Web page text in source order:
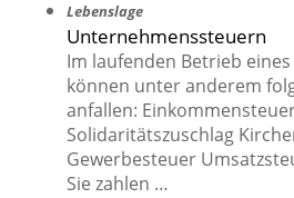
Lebenslage
Unternehmenssteuern
Im laufenden Betrieb
können unter anderem
anfallen:
Solidaritätszuschlag
Gewerbesteuer
Sie zahlen …